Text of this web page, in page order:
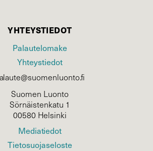
YHTEYSTIEDOT
Palautelomake
Yhteystiedot
Suomen Luonto
Sörnäistenkatu 1
00580 Helsinki
Mediatiedot
Tietosuojaseloste